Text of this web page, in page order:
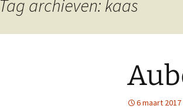
Tag archieven: kaas
6 maart 2017